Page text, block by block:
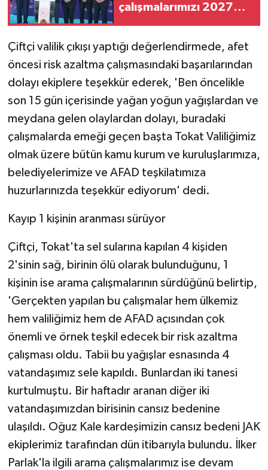
çalışmalarımızı 2027
Çiftçi valilik çıkışı yaptığı değerlendirmede, afet
öncesi risk azaltma çalışmasındaki başarılarından
dolayı ekiplere teşekkür ederek, 'Ben öncelikle
son 15 gün içerisinde yağan yoğun yağışlardan ve
meydana gelen olaylardan dolayı, buradaki
çalışmalarda emeği geçen başta Tokat Valiliğimiz
olmak üzere bütün kamu kurum ve kuruluşlarımıza,
belediyelerimize ve AFAD teşkilatımıza
huzurlarınızda teşekkür ediyorum' dedi.
Kayıp 1 kişinin aranması sürüyor
Çiftçi, Tokat'ta sel sularına kapılan 4 kişiden
2'sinin sağ, birinin ölü olarak bulunduğunu, 1
kişinin ise arama çalışmalarının sürdüğünü belirtip,
'Gerçekten yapılan bu çalışmalar hem ülkemiz
hem valiliğimiz hem de AFAD açısından çok
önemli ve örnek teşkil edecek bir risk azaltma
çalışması oldu. Tabii bu yağışlar esnasında 4
vatandaşımız sele kapıldı. Bunlardan iki tanesi
kurtulmuştu. Bir haftadır aranan diğer iki
vatandaşımızdan birisinin cansız bedenine
ulaşıldı. Oğuz Kale kardeşimizin cansız bedeni JAK
ekiplerimiz tarafından dün itibarıyla bulundu. İlker
Parlak'la ilgili arama çalışmalarımız ise devam